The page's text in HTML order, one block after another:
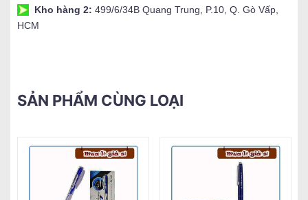
Kho hàng 2: 499/6/34B Quang Trung, P.10, Q. Gò Vấp,
HCM
SẢN PHẨM CÙNG LOẠI